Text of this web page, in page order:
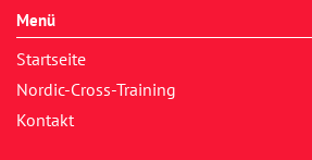
Menü
Startseite
Nordic-Cross-Training
Kontakt